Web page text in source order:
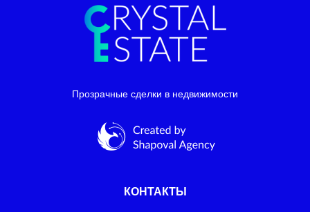
Прозрачные сделки в недвижимости
КОНТАКТЫ